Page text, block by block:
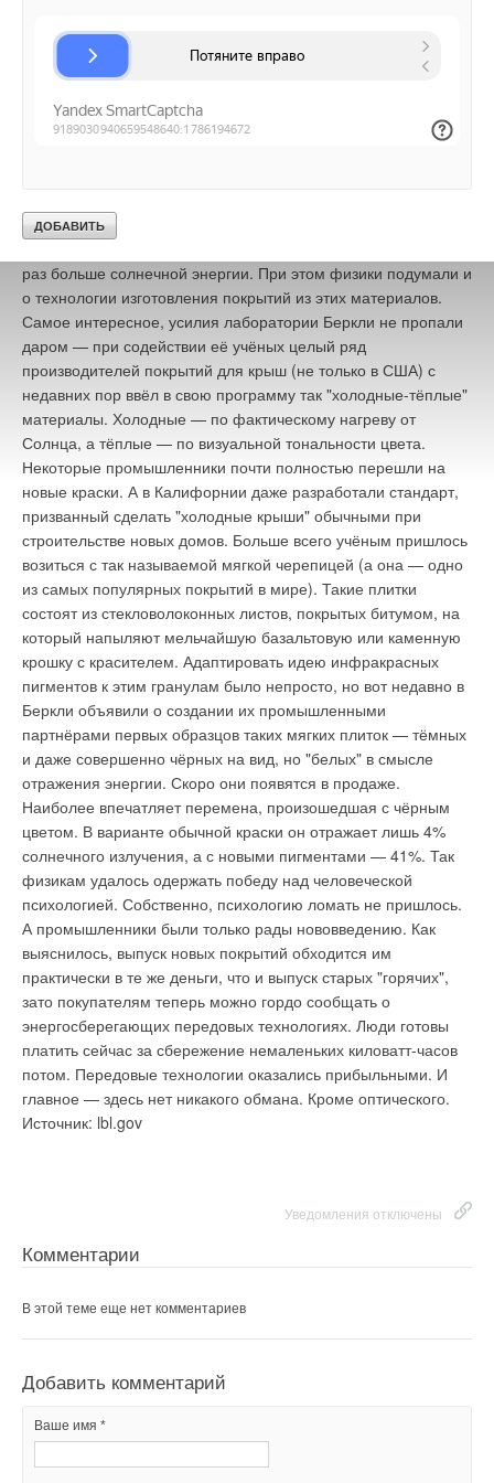
сходства с обычными "горячими" покрытиями. Учёным
пришлось перепробовать уйму сочетаний пигментов,
учитывая их влияние друг на друга, и ещё подобрать их
индивидуально к различным цветам и типам покрытий. В
лаборатории даже компьютерную программу специальную
написали, чтобы анализировать поглощение и рассеивание
коричневого, тёмно-красного или зелёного, так любимыми
раз больше солнечной энергии. При этом физики подумали и
о технологии изготовления покрытий из этих материалов.
Самое интересное, усилия лаборатории Беркли не пропали
даром — при содействии её учёных целый ряд
производителей покрытий для крыш (не только в США) с
недавних пор ввёл в свою программу так "холодные-тёплые"
материалы. Холодные — по фактическому нагреву от
Солнца, а тёплые — по визуальной тональности цвета.
Некоторые промышленники почти полностью перешли на
новые краски. А в Калифорнии даже разработали стандарт,
призванный сделать "холодные крыши" обычными при
строительстве новых домов. Больше всего учёным пришлось
возиться с так называемой мягкой черепицей (а она — одно
из самых популярных покрытий в мире). Такие плитки
состоят из стекловолоконных листов, покрытых битумом, на
который напыляют мельчайшую базальтовую или каменную
крошку с красителем. Адаптировать идею инфракрасных
пигментов к этим гранулам было непросто, но вот недавно в
Беркли объявили о создании их промышленными
партнёрами первых образцов таких мягких плиток — тёмных
и даже совершенно чёрных на вид, но "белых" в смысле
отражения энергии. Скоро они появятся в продаже.
Наиболее впечатляет перемена, произошедшая с чёрным
цветом. В варианте обычной краски он отражает лишь 4%
солнечного излучения, а с новыми пигментами — 41%. Так
физикам удалось одержать победу над человеческой
психологией. Собственно, психологию ломать не пришлось.
А промышленники были только рады нововведению. Как
выяснилось, выпуск новых покрытий обходится им
практически в те же деньги, что и выпуск старых "горячих",
зато покупателям теперь можно гордо сообщать о
энергосберегающих передовых технологиях. Люди готовы
платить сейчас за сбережение немаленьких киловатт-часов
потом. Передовые технологии оказались прибыльными. И
главное — здесь нет никакого обмана. Кроме оптического.
Источник: lbl.gov
Уведомления отключены
Комментарии
В этой теме еще нет комментариев
Добавить комментарий
Ваше имя *
поставляется в виде отдельного устройства. Благодаря нему
при возникновении короткого замыкания из строя выходит
только изолированный участок шлейфа. Кроме того, по
адресам изолированных участков можно выяснить, где
находится поврежденный шлейф и, следовательно,
оперативно устранить неполадку.
Комментарии
В этой теме еще нет комментариев
Добавить комментарий
Ваше имя *
Ваш E-mail *
Текст комментария